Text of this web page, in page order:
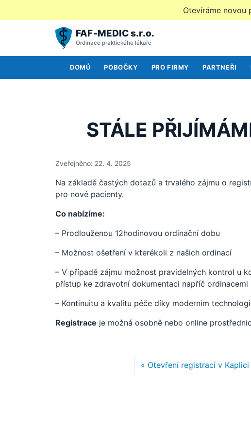
Otevíráme novou
Přeskočit na obsah
FAF-MEDIC s.r.o.
Ordinace praktického lékaře
DOMŮ POBOČKY PRO FIRMY PARTNEŘI
STÁLE
Zveřejněno: 22. 4. 2025
Na základě častých dotazů a trvalého zájmu o
pro nové pacienty.
Co nabízíme:
– Prodlouženou 12hodinovou ordinační dobu
– Možnost ošetření v kterékoli z našich ordinací
– V případě zájmu možnost pravidelných kontrol u
přístup ke zdravotní dokumentaci napříč ordinacemi
– Kontinuitu a kvalitu péče díky moderním
Registrace je možná osobně nebo online
Otevření registrací v Kaplici